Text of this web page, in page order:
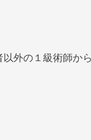
外の１級術師か